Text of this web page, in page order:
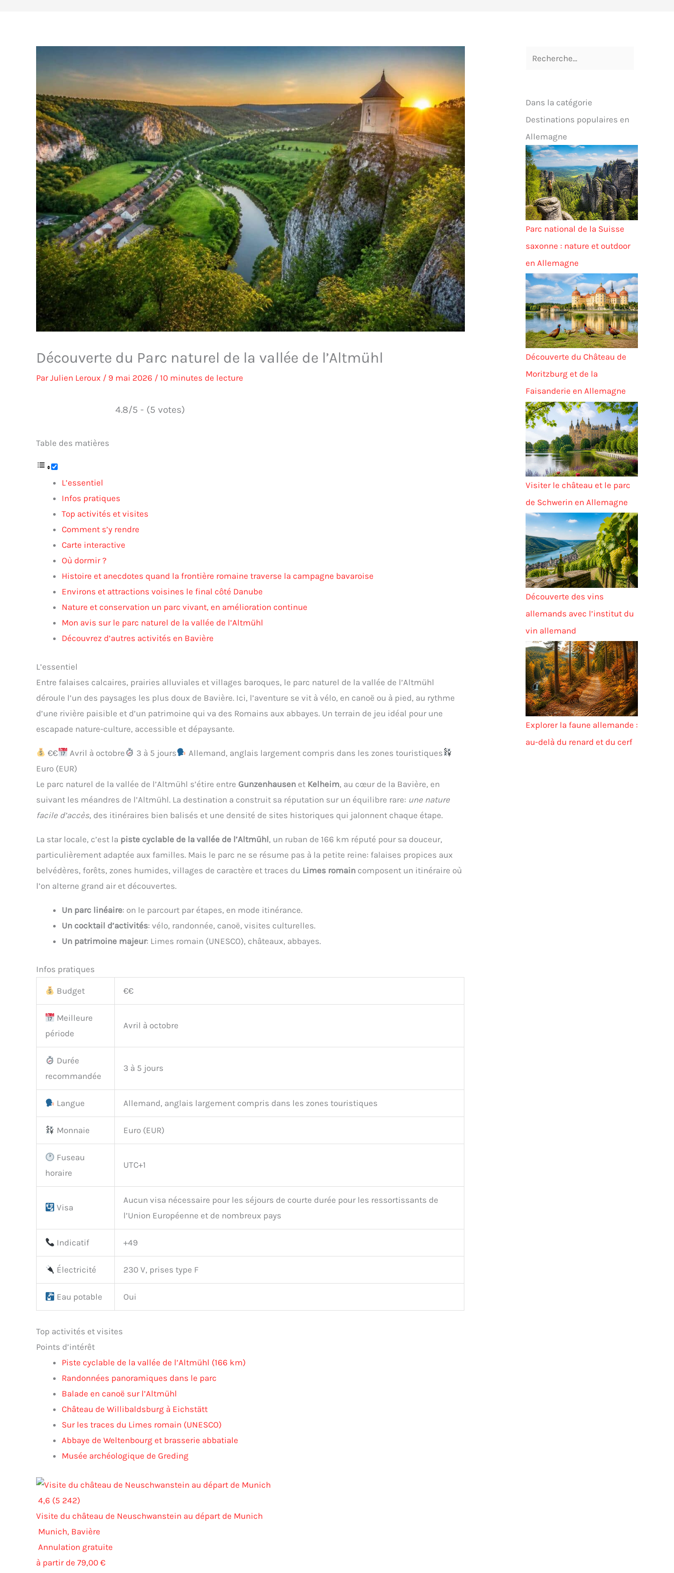
Découverte du Parc naturel de la vallée de l’Altmühl
ParJulien Leroux / 9 mai 2026 / 10 minutes de lecture
4.8/5 - (5 votes)
Table des matières
L’essentiel
Infos pratiques
Top activités et visites
Comment s’y rendre
Carte interactive
Où dormir ?
Histoire et anecdotes quand la frontière romaine traverse la campagne bavaroise
Environs et attractions voisines le final côté Danube
Nature et conservation un parc vivant, en amélioration continue
Mon avis sur le parc naturel de la vallée de l’Altmühl
Découvrez d’autres activités en Bavière
L’essentiel
Entre falaises calcaires, prairies alluviales et villages baroques, le parc naturel de la vallée de l’Altmühl
déroule l’un des paysages les plus doux de Bavière. Ici, l’aventure se vit à vélo, en canoë ou à pied, au rythme
d’une rivière paisible et d’un patrimoine qui va des Romains aux abbayes. Un terrain de jeu idéal pour une
escapade nature-culture, accessible et dépaysante.
€€ Avril à octobre 3 à 5 jours
Allemand, anglais largement compris dans les zones touristiques
Euro (EUR)
Le parc naturel de la vallée de l’Altmühl s’étire entre Gunzenhausen et Kelheim, au cœur de la Bavière, en
suivant les méandres de l’Altmühl. La destination a construit sa réputation sur un équilibre rare: une nature
facile d’accès, des itinéraires bien balisés et une densité de sites historiques qui jalonnent chaque étape.
La star locale, c’est la piste cyclable de la vallée de l’Altmühl, un ruban de 166 km réputé pour sa douceur,
particulièrement adaptée aux familles. Mais le parc ne se résume pas à la petite reine: falaises propices aux
belvédères, forêts, zones humides, villages de caractère et traces du Limes romain composent un itinéraire où
l’on alterne grand air et découvertes.
Un parc linéaire: on le parcourt par étapes, en mode itinérance.
Un cocktail d’activités: vélo, randonnée, canoë, visites culturelles.
Un patrimoine majeur: Limes romain (UNESCO), châteaux, abbayes.
Infos pratiques
Budget €€
Meilleure
période
Avril à octobre
Durée
recommandée
3 à 5 jours
Langue Allemand, anglais largement compris dans les zones touristiques
Monnaie Euro (EUR)
Fuseau
horaire
UTC+1
Visa
Aucun visa nécessaire pour les séjours de courte durée pour les ressortissants de
l’Union Européenne et de nombreux pays
Indicatif +49
Électricité 230 V, prises type F
Eau potable Oui
Top activités et visites
Points d’intérêt
Piste cyclable de la vallée de l’Altmühl (166 km)
Randonnées panoramiques dans le parc
Balade en canoë sur l’Altmühl
Château de Willibaldsburg à Eichstätt
Sur les traces du Limes romain (UNESCO)
Abbaye de Weltenbourg et brasserie abbatiale
Musée archéologique de Greding
4,6 (5 242)
Visite du château de Neuschwanstein au départ de Munich
Munich, Bavière
Annulation gratuite
à partir de 79,00 €
Dans la catégorie
Destinations populaires en
Allemagne
Parc national de la Suisse
saxonne : nature et outdoor
en Allemagne
Découverte du Château de
Moritzburg et de la
Faisanderie en Allemagne
Visiter le château et le parc
de Schwerin en Allemagne
Découverte des vins
allemands avec l’institut du
vin allemand
Explorer la faune allemande :
au-delà du renard et du cerf